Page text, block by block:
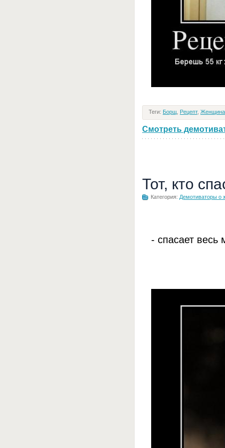
Теги: Борщ Рецепт, Женщина
Смотреть
Тот, кто
Категория: Демотиваторы о
- спасает весь